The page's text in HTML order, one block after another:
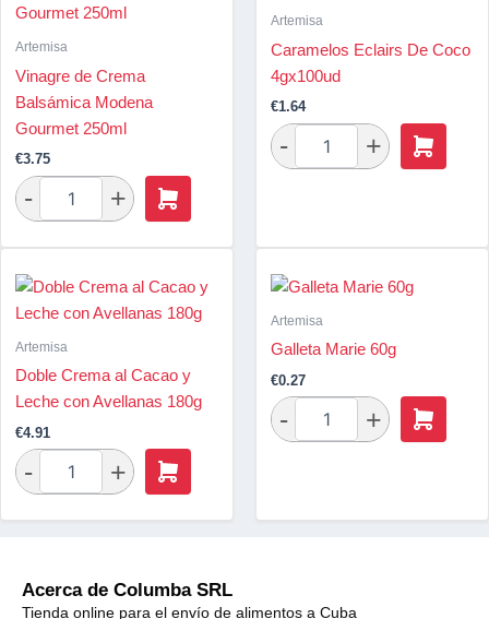
Artemisa
Vinagre de Crema
Balsámica Modena
Gourmet 250ml
€3.75
Artemisa
Caramelos Eclairs De Coco
4gx100ud
€1.64
Artemisa
Doble Crema al Cacao y
Leche con Avellanas 180g
€4.91
Artemisa
Galleta Marie 60g
€0.27
Acerca de Columba SRL
Tienda online para el envío de alimentos a Cuba